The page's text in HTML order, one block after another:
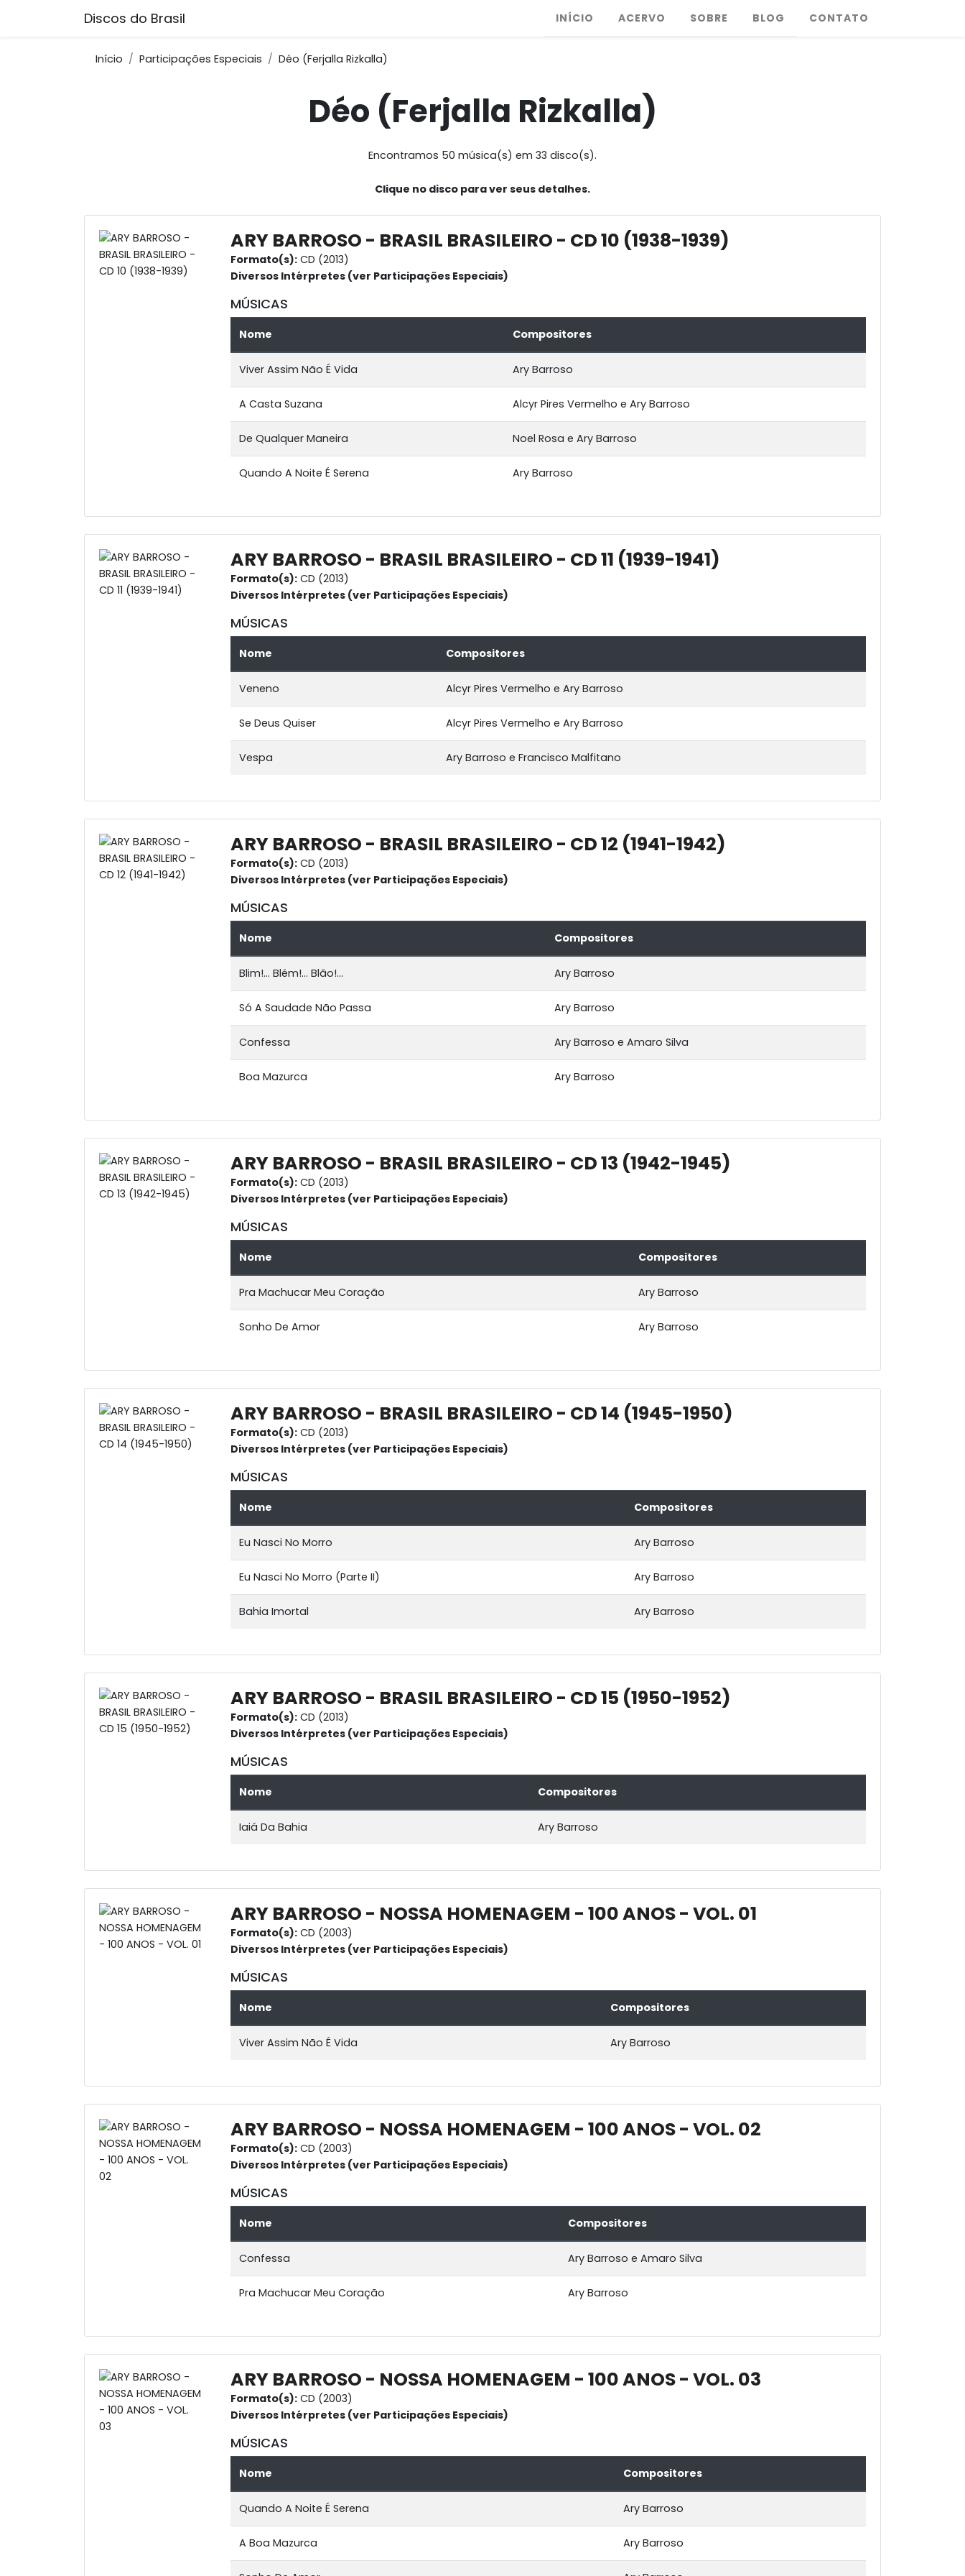
Discos do Brasil INÍCIO ACERVO SOBRE BLOG CONTATO
Início Participações Especiais Déo (Ferjalla Rizkalla)
Déo (Ferjalla Rizkalla)
Encontramos 50 música(s) em 33 disco(s).
Clique no disco para ver seus detalhes.
ARY BARROSO - BRASIL BRASILEIRO - CD 10 (1938-1939)
Formato(s): CD (2013)
Diversos Intérpretes (ver Participações Especiais)
MÚSICAS
Nome Compositores
Viver Assim Não É Vida Ary Barroso
A Casta Suzana Alcyr Pires Vermelho e Ary Barroso
De Qualquer Maneira Noel Rosa e Ary Barroso
Quando A Noite É Serena Ary Barroso
ARY BARROSO - BRASIL BRASILEIRO - CD 11 (1939-1941)
Formato(s): CD (2013)
Diversos Intérpretes (ver Participações Especiais)
MÚSICAS
Nome Compositores
Veneno Alcyr Pires Vermelho e Ary Barroso
Se Deus Quiser Alcyr Pires Vermelho e Ary Barroso
Vespa Ary Barroso e Francisco Malfitano
ARY BARROSO - BRASIL BRASILEIRO - CD 12 (1941-1942)
Formato(s): CD (2013)
Diversos Intérpretes (ver Participações Especiais)
MÚSICAS
Nome Compositores
Blim!... Blém!... Blão!... Ary Barroso
Só A Saudade Não Passa Ary Barroso
Confessa Ary Barroso e Amaro Silva
Boa Mazurca Ary Barroso
ARY BARROSO - BRASIL BRASILEIRO - CD 13 (1942-1945)
Formato(s): CD (2013)
Diversos Intérpretes (ver Participações Especiais)
MÚSICAS
Nome Compositores
Pra Machucar Meu Coração Ary Barroso
Sonho De Amor Ary Barroso
ARY BARROSO - BRASIL BRASILEIRO - CD 14 (1945-1950)
Formato(s): CD (2013)
Diversos Intérpretes (ver Participações Especiais)
MÚSICAS
Nome Compositores
Eu Nasci No Morro Ary Barroso
Eu Nasci No Morro (Parte II) Ary Barroso
Bahia Imortal Ary Barroso
ARY BARROSO - BRASIL BRASILEIRO - CD 15 (1950-1952)
Formato(s): CD (2013)
Diversos Intérpretes (ver Participações Especiais)
MÚSICAS
Nome Compositores
Iaiá Da Bahia Ary Barroso
ARY BARROSO - NOSSA HOMENAGEM - 100 ANOS - VOL. 01
Formato(s): CD (2003)
Diversos Intérpretes (ver Participações Especiais)
MÚSICAS
Nome Compositores
Viver Assim Não É Vida Ary Barroso
ARY BARROSO - NOSSA HOMENAGEM - 100 ANOS - VOL. 02
Formato(s): CD (2003)
Diversos Intérpretes (ver Participações Especiais)
MÚSICAS
Nome Compositores
Confessa Ary Barroso e Amaro Silva
Pra Machucar Meu Coração Ary Barroso
ARY BARROSO - NOSSA HOMENAGEM - 100 ANOS - VOL. 03
Formato(s): CD (2003)
Diversos Intérpretes (ver Participações Especiais)
MÚSICAS
Nome Compositores
Quando A Noite É Serena Ary Barroso
A Boa Mazurca Ary Barroso